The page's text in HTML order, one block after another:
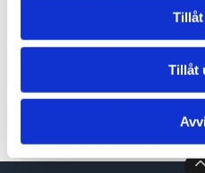
Tillåt
användbar på bägge
Du kan välja mellan följande
grön / gul och svart / grå.
Den uppmätta tjockleken är 2